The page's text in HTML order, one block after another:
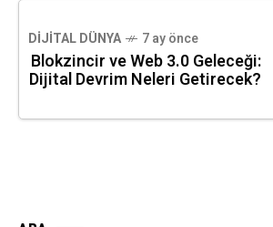
DIJITAL DÜNYA 7 ay önce
Blokzincir ve Web 3.0 Geleceği:
Dijital Devrim Neleri Getirecek?